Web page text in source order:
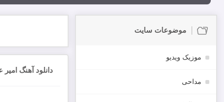
دانلود آهنگ امیر
موضوعات سایت
موزیک ویدیو
مداحی